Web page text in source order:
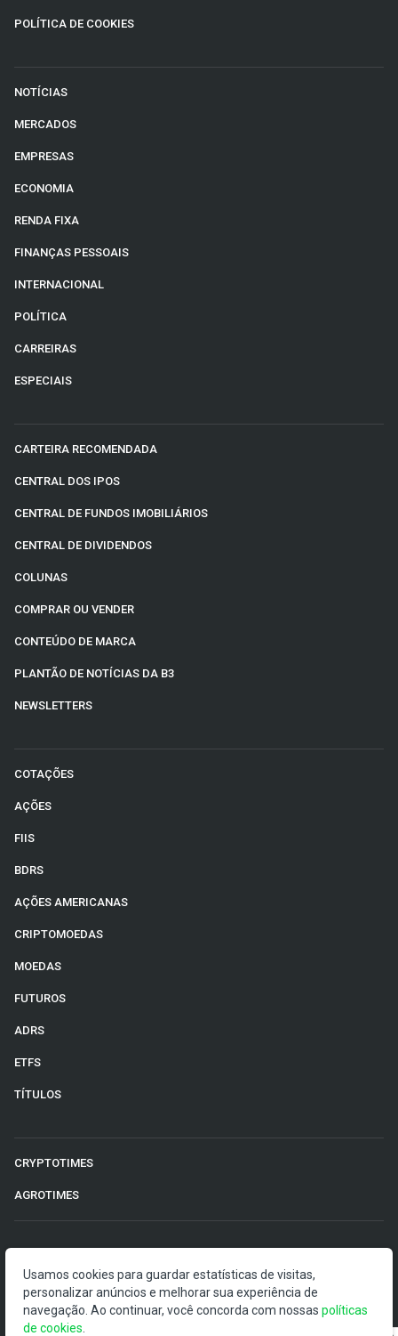
POLÍTICA DE COOKIES
NOTÍCIAS
MERCADOS
EMPRESAS
ECONOMIA
RENDA FIXA
FINANÇAS PESSOAIS
INTERNACIONAL
POLÍTICA
CARREIRAS
ESPECIAIS
CARTEIRA RECOMENDADA
CENTRAL DOS IPOS
CENTRAL DE FUNDOS IMOBILIÁRIOS
CENTRAL DE DIVIDENDOS
COLUNAS
COMPRAR OU VENDER
CONTEÚDO DE MARCA
PLANTÃO DE NOTÍCIAS DA B3
NEWSLETTERS
COTAÇÕES
AÇÕES
FIIS
BDRS
AÇÕES AMERICANAS
CRIPTOMOEDAS
MOEDAS
FUTUROS
ADRS
ETFS
TÍTULOS
CRYPTOTIMES
AGROTIMES
O Money Times publica matérias de cunho jornalístico, que
visam a democratização da informação. Nossas
publicações devem ser compreendidas como boletins
Usamos cookies para guardar estatísticas de visitas,
personalizar anúncios e melhorar sua experiência de
navegação. Ao continuar, você concorda com nossas políticas
de cookies